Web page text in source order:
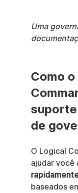
Uma
Como
de
O Logical
ajudar você
baseados